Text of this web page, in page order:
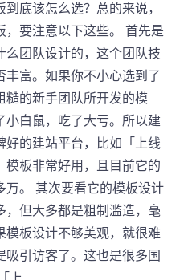
底该怎么选？总的来说，
要注意以下这些。 首先是
团队设计的，这个团队技
富。如果你不小心选到了
的新手团队所开发的模
白鼠，吃了大亏。所以建
的建站平台，比如「上线
板非常好用，且目前它的
。 其次要看它的模板设计
，但大多都是粗制滥造，毫
板设计不够美观，就很难
引访客了。这也是很多国